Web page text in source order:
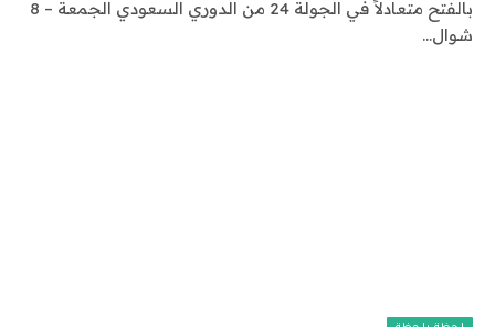
بالفتح متعادلاً في الجولة 24 من الدوري السعودي الجمعة – 8
شوال…